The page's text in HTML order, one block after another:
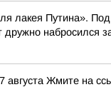
лакея Путина».
дружно набросился
Жмите на